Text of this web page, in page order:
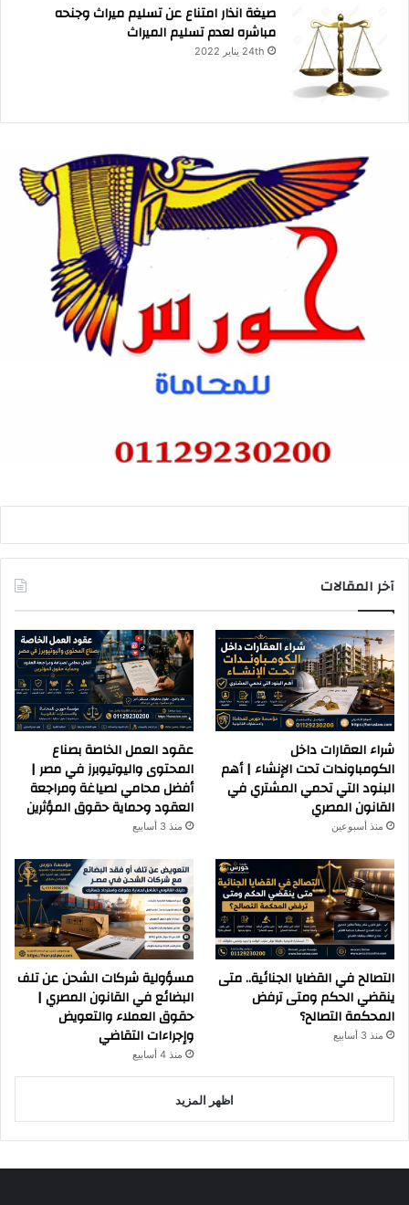
صيغة انذار امتناع عن تسليم ميراث وجنحه
مباشره لعدم تسليم الميراث
24th يناير 2022
آخر المقالات
شراء العقارات داخل
الكومباوندات تحت الإنشاء | أهم
البنود التي تحمي المشتري في
القانون المصري
منذ أسبوعين
عقود العمل الخاصة بصناع
المحتوى واليوتيوبرز في مصر |
أفضل محامي لصياغة ومراجعة
العقود وحماية حقوق المؤثرين
منذ 3 أسابيع
التصالح في القضايا الجنائية.. متى
ينقضي الحكم ومتى ترفض
المحكمة التصالح؟
منذ 3 أسابيع
مسؤولية شركات الشحن عن تلف
البضائع في القانون المصري |
حقوق العملاء والتعويض
وإجراءات التقاضي
منذ 4 أسابيع
اظهر المزيد